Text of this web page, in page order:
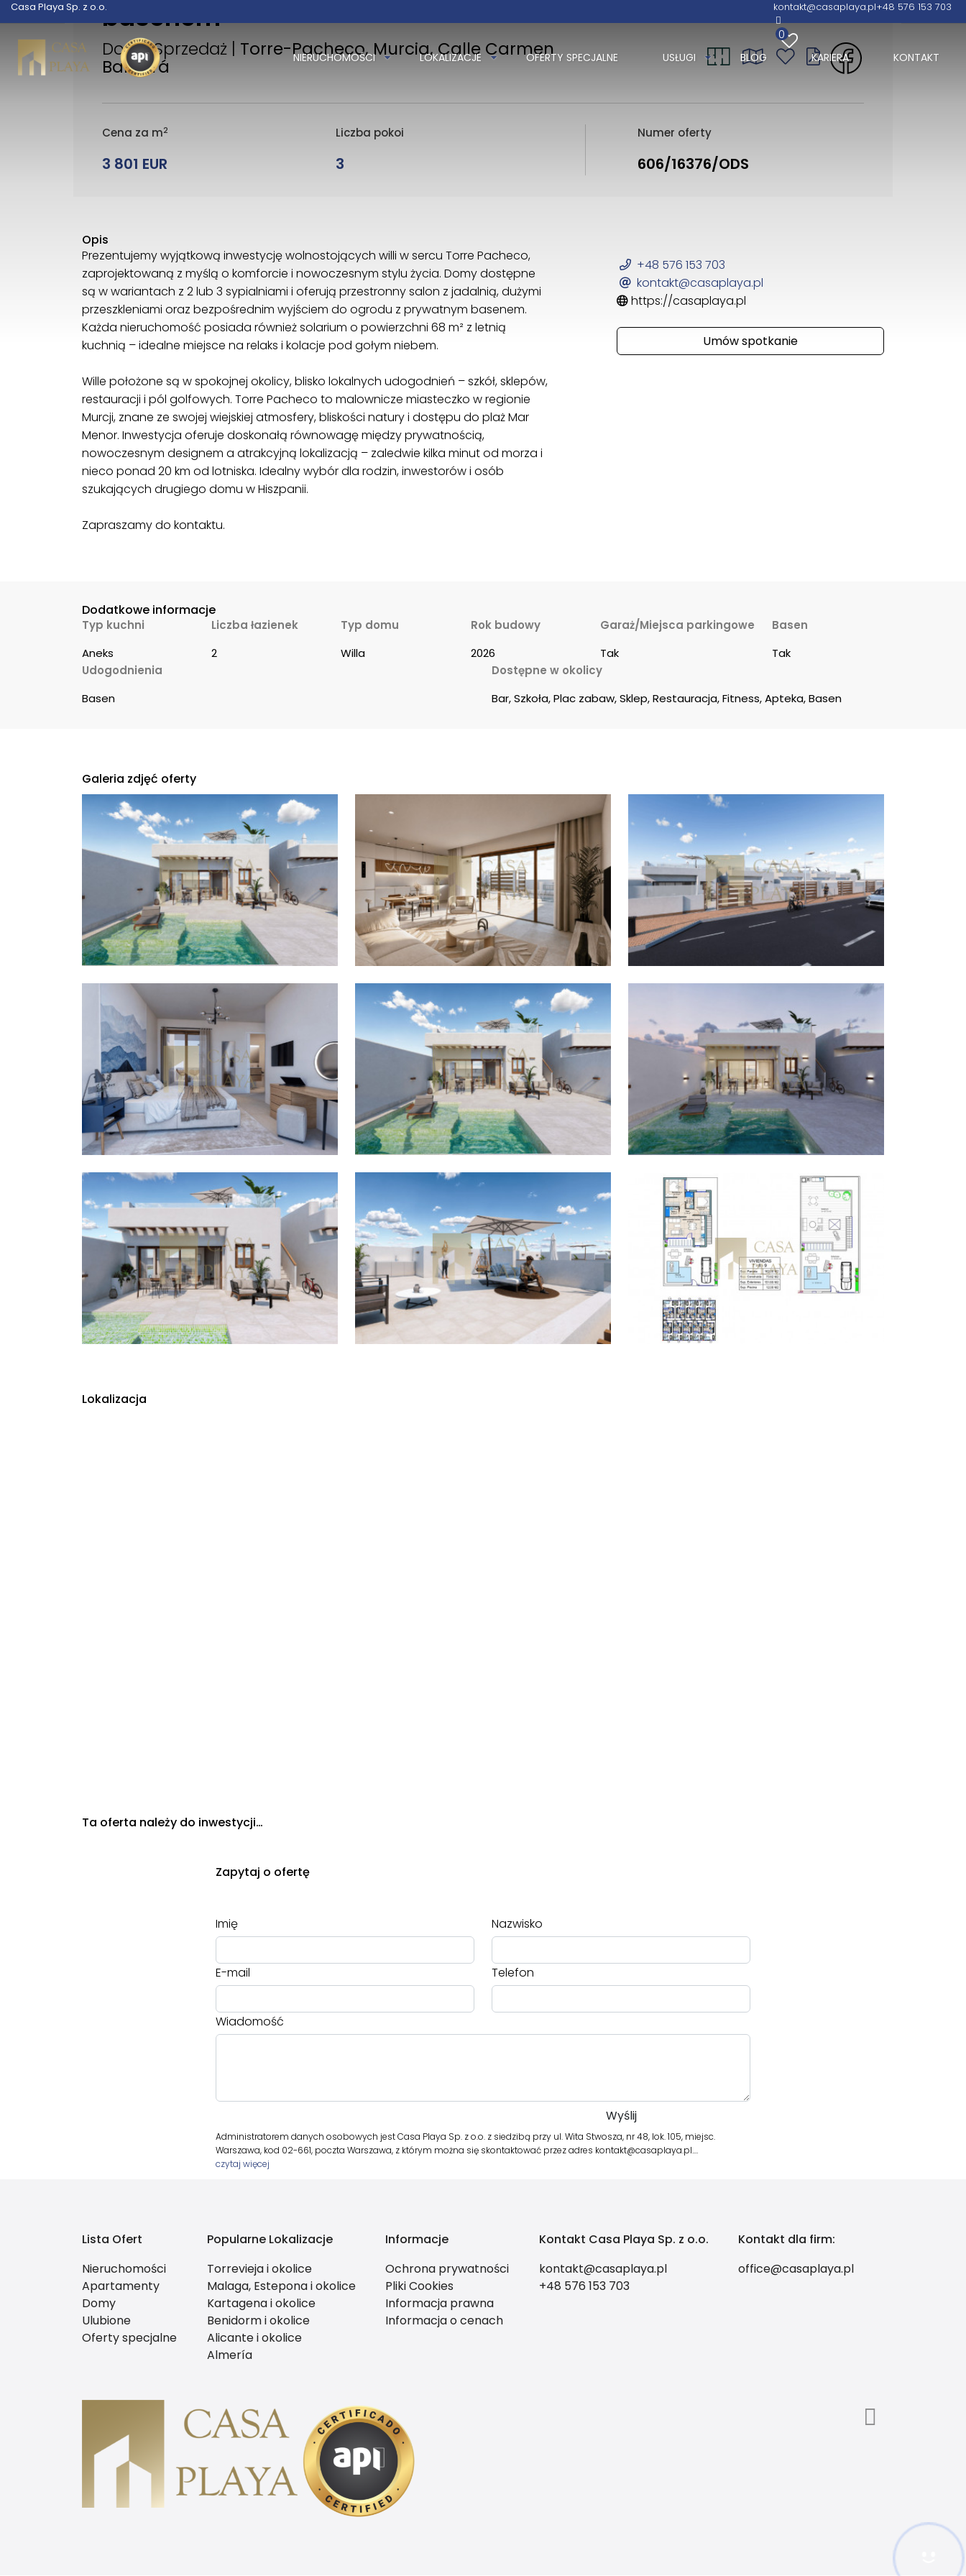
Casa Playa Sp. z o.o. kontakt@casaplaya.pl+48 576 153 703
0
NIERUCHOMOŚCI LOKALIZACJE OFERTY SPECJALNE USŁUGI BLOG KARIERA KONTAKT
basenem
Dom | Sprzedaż | Torre-Pacheco, Murcia, Calle Carmen
Barberá
Cena za m2
3 801 EUR
Liczba pokoi
3
Numer oferty
606/16376/ODS
Opis
Prezentujemy wyjątkową inwestycję wolnostojących willi w sercu Torre Pacheco,
zaprojektowaną z myślą o komforcie i nowoczesnym stylu życia. Domy dostępne
są w wariantach z 2 lub 3 sypialniami i oferują przestronny salon z jadalnią, dużymi
przeszkleniami oraz bezpośrednim wyjściem do ogrodu z prywatnym basenem.
Każda nieruchomość posiada również solarium o powierzchni 68 m² z letnią
kuchnią – idealne miejsce na relaks i kolacje pod gołym niebem.
Wille położone są w spokojnej okolicy, blisko lokalnych udogodnień – szkół, sklepów,
restauracji i pól golfowych. Torre Pacheco to malownicze miasteczko w regionie
Murcji, znane ze swojej wiejskiej atmosfery, bliskości natury i dostępu do plaż Mar
Menor. Inwestycja oferuje doskonałą równowagę między prywatnością,
nowoczesnym designem a atrakcyjną lokalizacją – zaledwie kilka minut od morza i
nieco ponad 20 km od lotniska. Idealny wybór dla rodzin, inwestorów i osób
szukających drugiego domu w Hiszpanii.
Zapraszamy do kontaktu.
+48 576 153 703
kontakt@casaplaya.pl
https://casaplaya.pl
Umów spotkanie
Dodatkowe informacje
Typ kuchni
Aneks
Liczba łazienek
2
Typ domu
Willa
Rok budowy
2026
Garaż/Miejsca parkingowe
Tak
Basen
Tak
Udogodnienia
Basen
Dostępne w okolicy
Bar, Szkoła, Plac zabaw, Sklep, Restauracja, Fitness, Apteka, Basen
Galeria zdjęć oferty
Lokalizacja
Ta oferta należy do inwestycji…
Zapytaj o ofertę
Imię Nazwisko
E-mail Telefon
Wiadomość
Administratorem danych osobowych jest Casa Playa Sp. z o.o. z siedzibą przy ul. Wita Stwosza, nr 48, lok. 105, miejsc.
Warszawa, kod 02-661, poczta Warszawa, z którym można się skontaktować przez adres kontakt@casaplaya.pl.…
czytaj więcej
Lista Ofert
Nieruchomości
Apartamenty
Domy
Ulubione
Oferty specjalne
Popularne Lokalizacje
Torrevieja i okolice
Malaga, Estepona i okolice
Kartagena i okolice
Benidorm i okolice
Alicante i okolice
Almería
Informacje
Ochrona prywatności
Pliki Cookies
Informacja prawna
Informacja o cenach
Kontakt Casa Playa Sp. z o.o.
kontakt@casaplaya.pl
+48 576 153 703
Kontakt dla firm:
office@casaplaya.pl